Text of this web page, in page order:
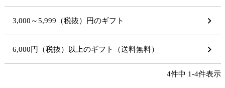
3,000～5,999（税抜）円のギフト
6,000円（税抜）以上のギフト（送料無料）
4件中 1-4件表示